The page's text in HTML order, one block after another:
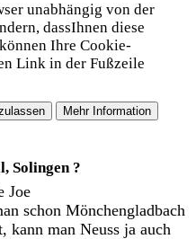
unabhängig von der
dassIhnen diese
Ihre Cookie-
Link in der Fußzeile
Solingen ?
Joe
schon Mönchengladbach
kann man Neuss ja auch